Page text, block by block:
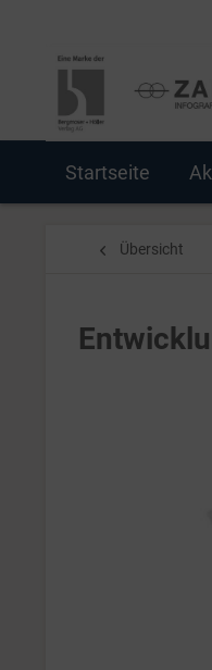
Startseite
Übersicht